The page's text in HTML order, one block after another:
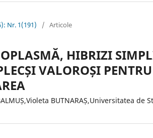
Nr. 1(191) / Articole
HIBRIZI
VALOROȘI
BUTNARAȘ,Universitatea de